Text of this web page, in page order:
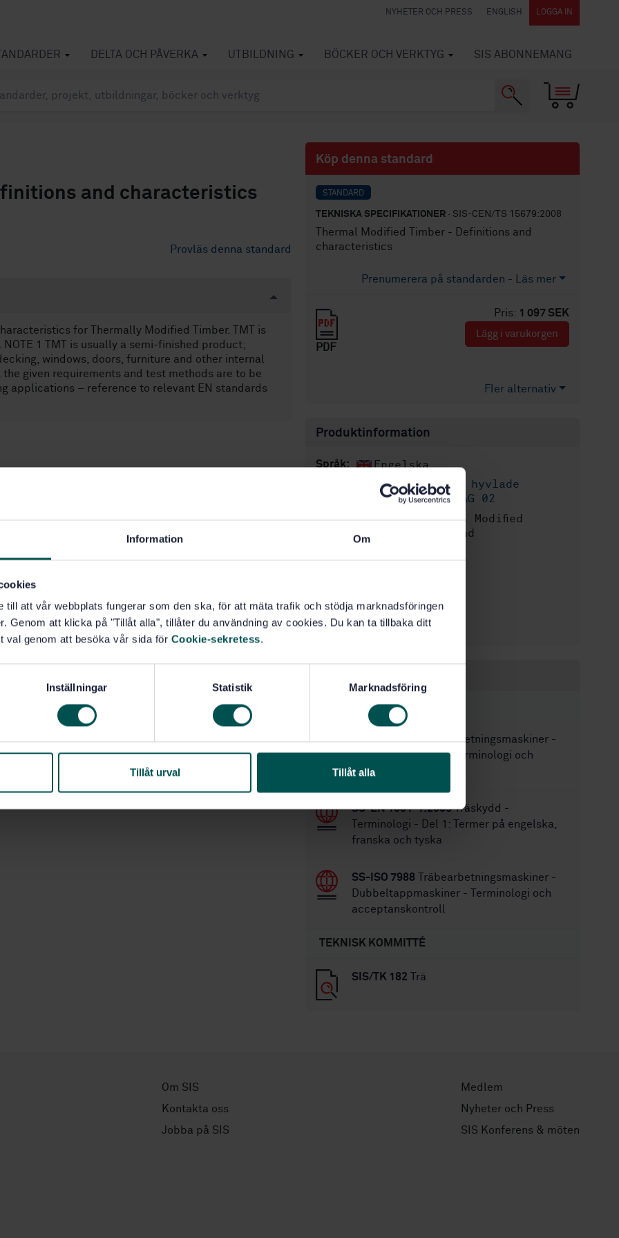
Information Om
till att vår webbplats fungerar som den ska, för att mäta trafik och stödja marknadsföringen
Genom att klicka på "Tillåt alla", tillåter du användning av cookies. Du kan ta tillbaka ditt
val genom att besöka vår sida för Cookie-sekretess.
Inställningar Statistik Marknadsföring
Tillåt urval Tillåt alla
NYHETER OCH PRESS ENGLISH LOGGA IN
DELTA OCH PÅVERKA UTBILDNING BÖCKER OCH VERKTYG SIS ABONNEMANG
and characteristics
Provläs denna standard
for Thermally Modified Timber. TMT is
1 TMT is usually a semi-finished product;
windows, doors, furniture and other internal
given requirements and test methods are to be
applications – reference to relevant EN standards
Köp denna standard
STANDARD
TEKNISKA SPECIFIKATIONER · SIS-CEN/TS 15679:2008
Thermal Modified Timber - Definitions and
characteristics
Prenumerera på standarden - Läs mer
Pris: 1 097 SEK
PDF
Lägg i varukorgen
Fler alternativ
Produktinformation
Språk: Engelska
Framtagen av:
Sågade och hyvlade
trävaror, SIS/TK 182/AG 02
Internationell titel:Thermal Modified
Timber - Definitions and
Fastställd:2008-01-11
Antal sidor:28
STANDARDER
SS-ISO 7948Träbearbetningsmaskiner -
Överfräsmaskiner - Terminologi och
acceptanskontroll
SS-EN 1001-1:2005Träskydd -
Terminologi - Del 1: Termer på engelska,
franska och tyska
SS-ISO 7988 Träbearbetningsmaskiner -
Dubbeltappmaskiner - Terminologi och
acceptanskontroll
TEKNISK KOMMITTÉ
SIS/TK 182 Trä
Om SIS
Kontakta oss
Jobba på SIS
Medlem
Nyheter och Press
SIS Konferens & möten